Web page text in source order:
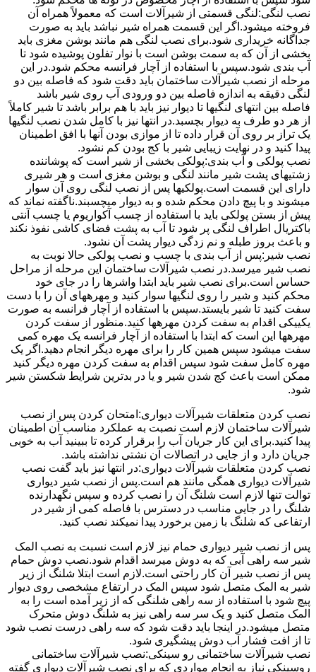
نصب لنگی:لنگی قسمتی از شیرآلات است که معمولاً همراه آن
فروخته میشود.اگر این قسمت همراه شیر نباشد باید به صورت
جداگانه خریداری شود.برای نصب لنگی هم مانند بوشن مغزی باید
بخشی از آن که به سمت بوشن است با نوار تفلون پوشیده شود تا
آب بندی شود.سپس با استفاده از آچار فرانسه محکم شود.در این
مرحله از نصب شیرآلات ساختمان باید دقت شود که فاصله بین دو
لنگی دقیقه به اندازه فاصله بین دو ورودی آب روی شیر باشد
فاصله بین انتهای لنگیها تا دیوار نیز باید با هم برابر باشد تا شیر کاملاً
از هر دو طرف به دیوار بچسبد.در انتها نیز با کامل شدن نصب لنگیها
یک تراز بر روی آن قرار داده تا از موازی بودن آنها با افق اطمینان
پیدا کنید و در نهایت زیبایی شیر با کج بودن کم نشود.
نصب پولکی و آب بندی:پولکی بخشی از شیر است که پوشاننده
زشتیهای پشت شیر مانند لنگی و بوشن مغزی است و هر شیری
دارای این قسمت است.پولکیها پس از نصب لنگی روی آن سوار
میشوند و با پیچ دادن محکم شده و به دیوار میچسبند.ناگفته نماند که
پیش از بستن پولکی باید با استفاده از چسب آکواریوم یا چسب آنتی
باکتریال اطراف لنگی پر شود تا آب به پشت فضای کاشی نفوذ نکند
و باعث بروز طبله و نم زدگی دیوار پشت آن نشود.
نصب شیر:پس از آب بندی با چسب و نصب پولکی حالا نوبت به
نصب شیر میرسد.در نصب شیرآلات ساختمان این مرحله از مراحل
حساس است.برای نصب شیر باید ابتدا واشرها را در جای خود
محکم کنید و شیر را روی لنگیها سوار کنید و مهرههای آن را با دست
سفت کنید تا شیر بایستد.سپس با استفاده از آچار فرانسه به صورت
یکییکی اقدام به سفت کردن مهرهها کنید.منظور از سفت کردن
مهرهها این است که ابتدا با استفاده از آچار فرانسه یک مهره کمی
سفت میشود سپس همین کار را برای مهره دیگر انجام دهید.اگر یک
مهره کامل سفت شود سپس اقدام به سفت کردن مهره دیگر کنید
ممکن است باعث کج شدن شیر و یا در بدترین شرایط شکستن شیر
شود.
نصب کردن متعلقات شیرآلات دیواری:امتحان کردن پس از نصب
شیرآلات ساختمان لازم است نصبت به عملکرد مناسب آن اطمینان
پیدا کنید.برای این کار جریان آب را برقرار کرده تا ببینید آب به خوبی
جریان دارد و از جایی در اتصالات آن نشتی نداشته باشد.
نصب کردن متعلقات شیرآلات دیواری:در انتها نیز باید گفت نصب
شیرآلات دیواری همگی مانند هم است.پس از نصب شیر دیواری
توالت تنها لازم است شلنگ آن را نصب کرده و سپس نگهدارنده
شلنگ را در جایی مناسب در دسترس با فاصله کمی از شیر در
ارتفاعی که شلنگ با زمین برخورد پیدا نمیکند نصب کنید.
پس از نصب شیر دیواری حمام نیز لازم است نسبت به نصب المک
شیر سه راهی آبی که به دوش میرسد اقدام شود.نصب دوش حمام
پس از نصب شیر آن کار راحتی است.لازم است ابتلا شلنگ از زیر
شیر به المک متصل شود سپس المک در ارتفاع مشخصی روی دیوار
پیچ شود با استفاده از سه راهی شلنگی که از زیر آمده است را به
المک متصل کنید و یک سر سه راهی نیز به شلنگ دوش متحرک
متصل میشود.در اینجا باید دقت شود که سه راهی درست نصب شود
تا از افت فشار آب دوش پیشگیری شود.
نصب شیرآلات ساختمانی رو سینکی:نصب شیرآلات ساختمانی
روسینکی نیاز به انجام مواردی که برای نصب شیرآلات دیواری گفته